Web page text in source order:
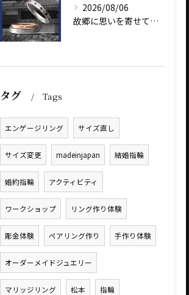
2026/08/06
故郷に思いを寄せて～オリジナルブランド【Shinano(しな...
タグ Tags
エンゲージリング サイズ直し
サイズ変更 madeinjapan 結婚指輪
婚約指輪 アクティビティ
ワークショップ リング作り体験
彫金体験 ペアリング作り 手作り体験
オーダーメイドジュエリー
マリッジリング 松本 指輪